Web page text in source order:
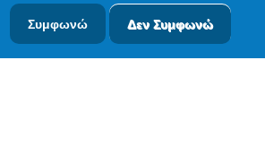
Συμφωνώ Δεν Συμφωνώ